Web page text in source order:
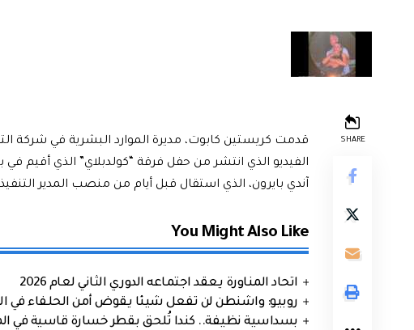
SHARE
قدمت كريستين كابوت، مديرة الموارد البشرية في شركة
الفيديو الذي انتشر من حفل فرقة “كولدبلاي” الذي
آندي بايرون، الذي استقال قبل أيام من منصب المدير
You Might Also Like
اتحاد المناورة يعقد اجتماعه الدوري الثاني لعام 2026
روبيو: واشنطن لن تفعل شيئا يقوض أمن الحلفاء في
بسداسية نظيفة.. كندا تُلحق بقطر خسارة قاسية في